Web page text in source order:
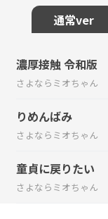
通常ver
濃厚接触 令和版
さよならミオちゃん
りめんばみ
さよならミオちゃん
童貞に戻りたい
さよならミオちゃん